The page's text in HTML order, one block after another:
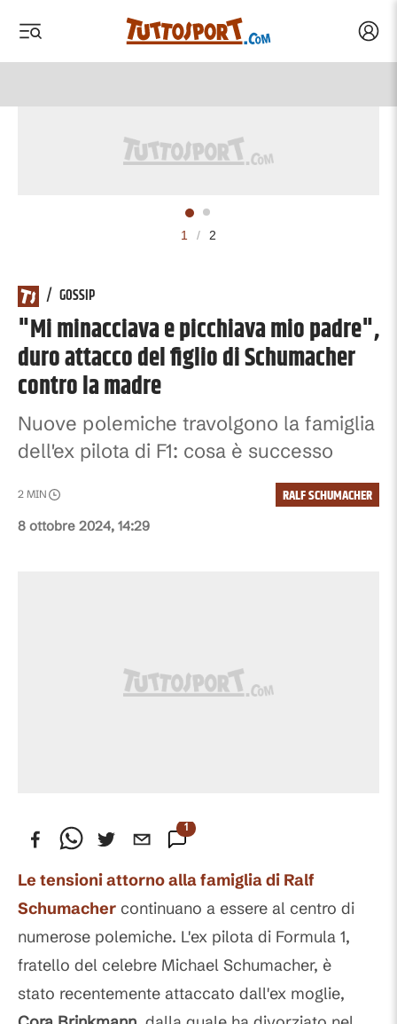
1 / 2
/ GOSSIP
"Mi minacciava e picchiava mio padre",
duro attacco del figlio di Schumacher
contro la madre
Nuove polemiche travolgono la famiglia
dell'ex pilota di F1: cosa è successo
8 ottobre 2024, 14:29
2 MIN RALF SCHUMACHER
1
Le tensioni attorno alla famiglia di Ralf
Schumacher continuano a essere al centro di
numerose polemiche. L'ex pilota di Formula 1,
fratello del celebre Michael Schumacher, è
stato recentemente attaccato dall'ex moglie,